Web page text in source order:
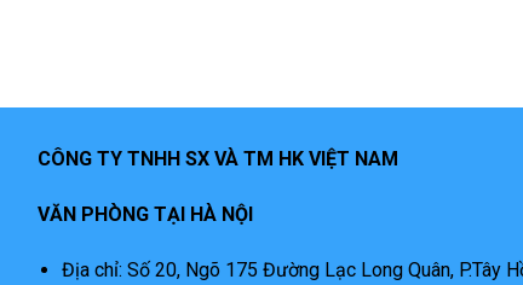
CÔNG TY TNHH SX VÀ TM HK VIỆT NAM
VĂN PHÒNG TẠI HÀ NỘI
Địa chỉ: Số 20, Ngõ 175 Đường Lạc Long Quân, P.Tây